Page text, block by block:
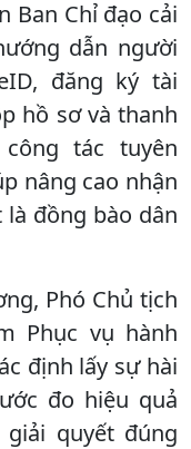
Ban Chỉ đạo cải
dẫn người
đăng ký tài
hồ sơ và thanh
tác tuyên
nâng cao nhận
đồng bào dân
Phó Chủ tịch
Phục vụ hành
định lấy sự hài
đo hiệu quả
quyết đúng